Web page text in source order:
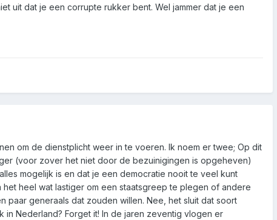
uit dat je een corrupte rukker bent. Wel jammer dat je een
om de dienstplicht weer in te voeren. Ik noem er twee; Op dit
(voor zover het niet door de bezuinigingen is opgeheven)
mogelijk is en dat je een democratie nooit te veel kunt
heel wat lastiger om een staatsgreep te plegen of andere
paar generaals dat zouden willen. Nee, het sluit dat soort
in Nederland? Forget it! In de jaren zeventig vlogen er